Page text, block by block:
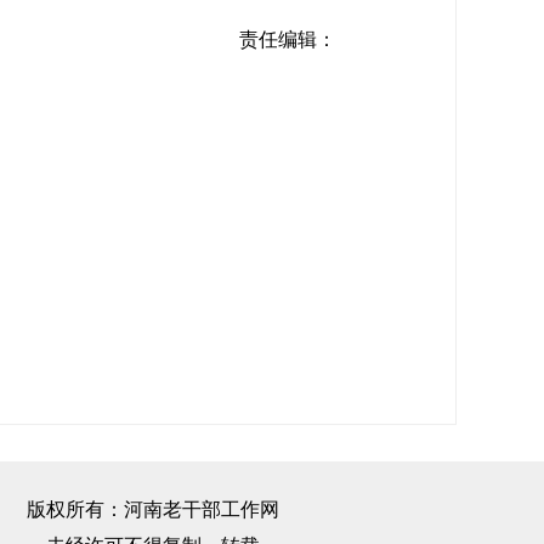
责任编辑：
版权所有：河南老干部工作网